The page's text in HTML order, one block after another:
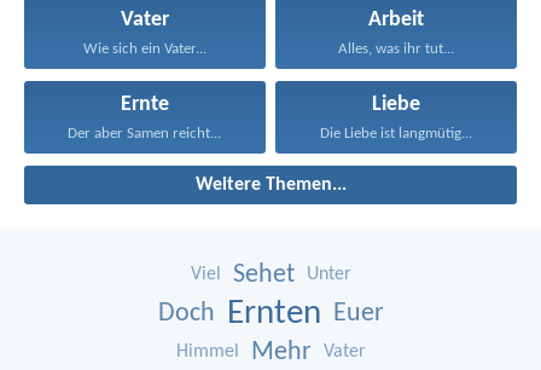
Vater
Wie sich ein Vater...
Arbeit
Alles, was ihr tut...
Ernte
Der aber Samen reicht...
Liebe
Die Liebe ist langmütig...
Weitere Themen...
Viel Sehet Unter
Doch Ernten Euer
Himmel Mehr Vater